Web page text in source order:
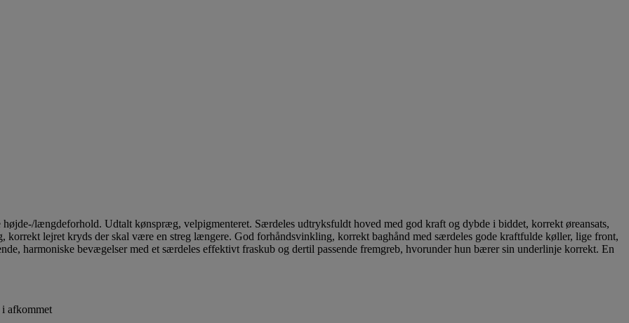
længdeforhold. Udtalt kønspræg, velpigmenteret. Særdeles udtryksfuldt hoved med god kraft og dybde i biddet, korrekt øreansats,
korrekt lejret kryds der skal være en streg længere. God forhåndsvinkling, korrekt baghånd med særdeles gode kraftfulde køller, lige front,
harmoniske bevægelser med et særdeles effektivt fraskub og dertil passende fremgreb, hvorunder hun bærer sin underlinje korrekt. En
afkommet